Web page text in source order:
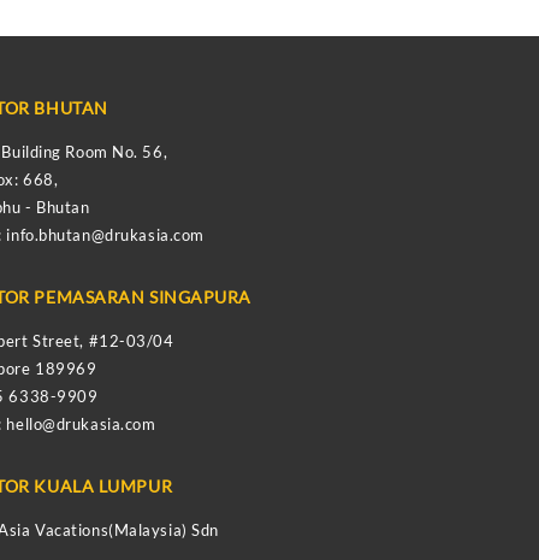
BHUTAN
Building Room No. 56,
668,
- Bhutan
info.bhutan@drukasia.com
PEMASARAN SINGAPURA
Street, #12-03/04
189969
6338-9909
hello@drukasia.com
KUALA LUMPUR
Vacations(Malaysia) Sdn